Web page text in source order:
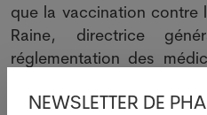
que la vaccination contre
Raine, directrice
réglementation des
NEWSLETTER DE